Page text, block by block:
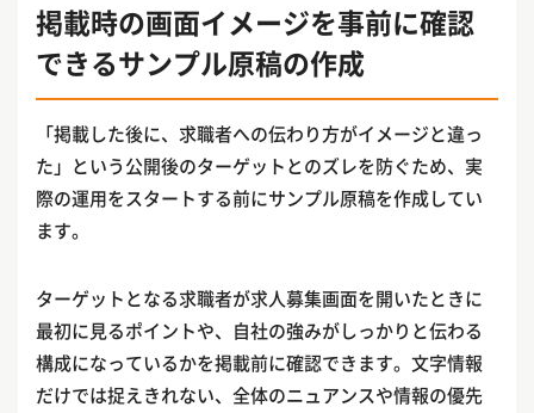
掲載時の画面イメージを事前に確認
できるサンプル原稿の作成
「掲載した後に、求職者への伝わり方がイメージと違っ
た」という公開後のターゲットとのズレを防ぐため、実
際の運用をスタートする前にサンプル原稿を作成してい
ます。
ターゲットとなる求職者が求人募集画面を開いたときに
最初に見るポイントや、自社の強みがしっかりと伝わる
構成になっているかを掲載前に確認できます。文字情報
だけでは捉えきれない、全体のニュアンスや情報の優先